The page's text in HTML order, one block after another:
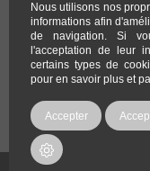
Nous utilisons nos
informations afin
de navigation. Si
l'acceptation de leur
certains types de
pour en savoir plus et
Accepter
NEWSLETTER